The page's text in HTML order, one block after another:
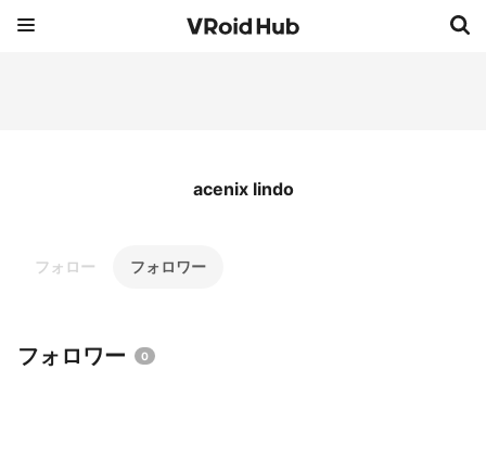
acenix lindo
フォロー フォロワー
フォロワー 0